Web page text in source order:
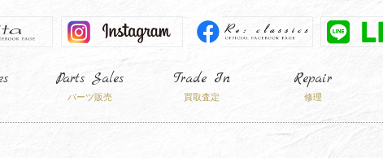
Parts Sales
パーツ販売
Trade In
買取査定
Repair
修理